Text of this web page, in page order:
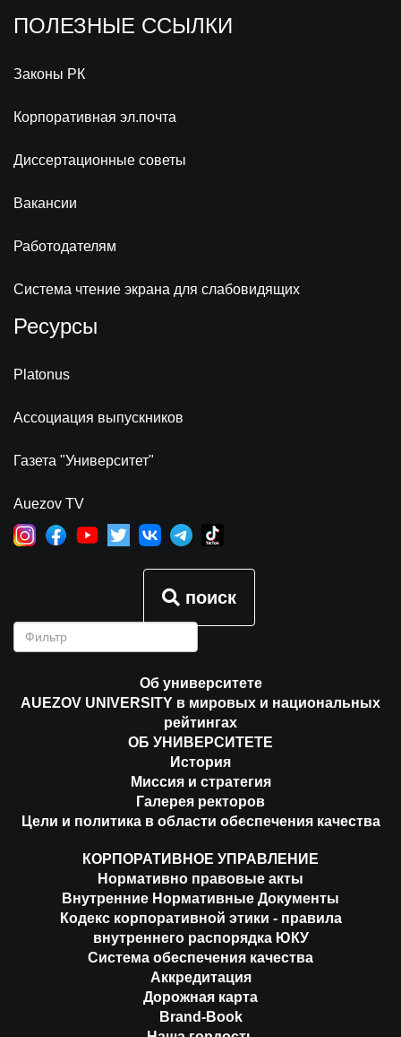
ПОЛЕЗНЫЕ ССЫЛКИ
Законы РК
Корпоративная эл.почта
Диссертационные советы
Вакансии
Работодателям
Система чтение экрана для слабовидящих
Ресурсы
Platonus
Ассоциация выпускников
Газета "Университет"
Auezov TV
поиск
Об университете
AUEZOV UNIVERSITY в мировых и национальных
рейтингах
ОБ УНИВЕРСИТЕТЕ
История
Миссия и стратегия
Галерея ректоров
Цели и политика в области обеспечения качества
КОРПОРАТИВНОЕ УПРАВЛЕНИЕ
Нормативно правовые акты
Внутренние Нормативные Документы
Кодекс корпоративной этики - правила
внутреннего распорядка ЮКУ
Система обеспечения качества
Аккредитация
Дорожная карта
Brand-Book